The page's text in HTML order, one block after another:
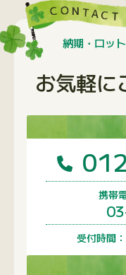
納期・ロッ
お気軽に
携帯
受付時間